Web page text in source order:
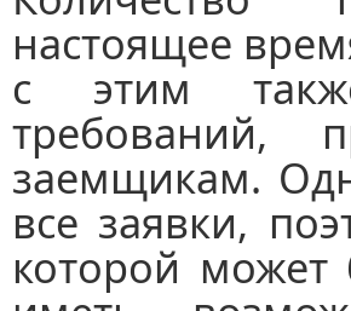
настоящее
с этим
требований,
заемщикам.
все заявки,
которой может